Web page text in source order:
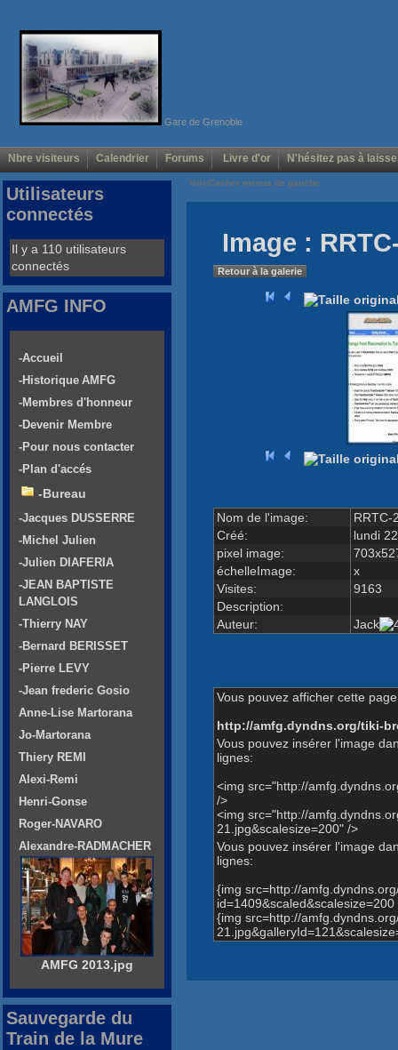
Gare de Grenoble
Nbre visiteurs Calendrier Forums Livre d'or N'hésitez pas à
Voir/Cacher menus de gauche
Image :
Retour à la galerie
Nom de l'image:
RRTC-
Créé:
lundi
pixel image:
échelleImage:
x
Visites:
9163
Description:
Auteur:
Jack
Vous pouvez afficher cette
http://amfg.dyndns.org/tiki-
Vous pouvez insérer l'image
lignes:
<img src="http://
/>
<img src="http://
21.jpg&scalesize=200" />
Vous pouvez insérer l'image
lignes:
{img src=http://
id=1409&scaled&scalesize=200
{img src=http://
Utilisateurs
connectés
Il y a 110 utilisateurs
connectés
AMFG INFO
-Accueil
-Historique AMFG
-Membres d'honneur
-Devenir Membre
-Pour nous contacter
-Plan d'accés
-Bureau
-Jacques DUSSERRE
-Michel Julien
-Julien DIAFERIA
-JEAN BAPTISTE
LANGLOIS
-Thierry NAY
-Bernard BERISSET
-Pierre LEVY
-Jean frederic Gosio
Anne-Lise Martorana
Jo-Martorana
Thiery REMI
Alexi-Remi
Henri-Gonse
Roger-NAVARO
Alexandre-RADMACHER
AMFG 2013.jpg
Sauvegarde du
Train de la Mure